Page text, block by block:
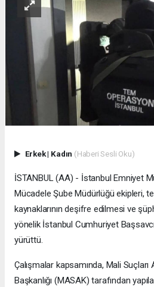
Erkek| Kadın (Haberi Sesli Oku)
İSTANBUL (AA) - İstanbul Emniyet
Mücadele Şube Müdürlüğü ekipleri,
kaynaklarının deşifre edilmesi ve
yönelik İstanbul Cumhuriyet
yürüttü.
Çalışmalar kapsamında, Mali Suçları
Başkanlığı (MASAK) tarafından